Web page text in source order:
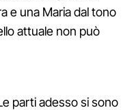
e una Maria dal tono
attuale non può
parti adesso si sono